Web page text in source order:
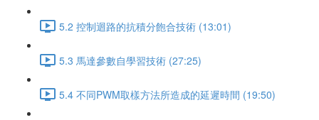
5.2 控制迴路的抗積分飽合技術 (13:01)
5.3 馬達參數自學習技術 (27:25)
5.4 不同PWM取樣方法所造成的延遲時間 (19:50)